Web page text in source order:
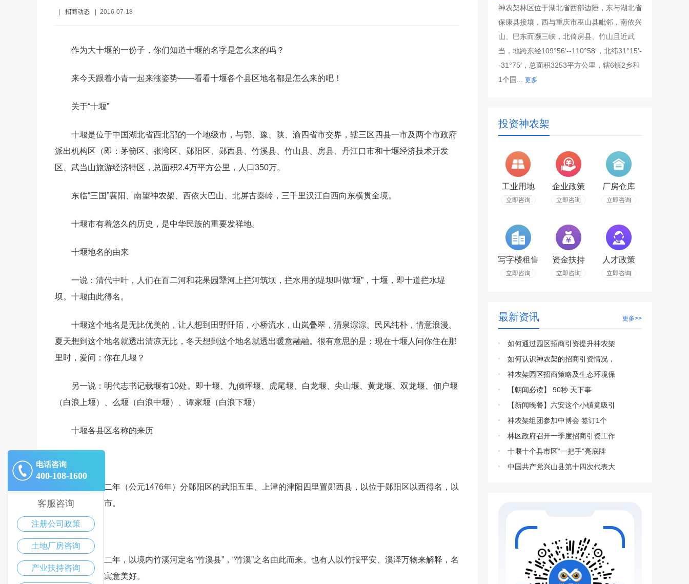
招商动态 2016-07-18
作为大十堰的一份子，你们知道十堰的名字是怎么来的吗？
来今天跟着小青一起来涨姿势——看看十堰各个县区地名都是怎么来的吧！
关于“十堰”
十堰是位于中国湖北省西北部的一个地级市，与鄂、豫、陕、渝四省市交界，辖三区四县一市及两个市政府
派出机构区（即：茅箭区、张湾区、郧阳区、郧西县、竹溪县、竹山县、房县、丹江口市和十堰经济技术开发
区、武当山旅游经济特区，总面积2.4万平方公里，人口350万。
东临“三国”襄阳、南望神农架、西依大巴山、北屏古秦岭，三千里汉江自西向东横贯全境。
十堰市有着悠久的历史，是中华民族的重要发祥地。
十堰地名的由来
一说：清代中叶，人们在百二河和花果园犟河上拦河筑坝，拦水用的堤坝叫做“堰”，十堰，即十道拦水堤
坝。十堰由此得名。
十堰这个地名是无比优美的，让人想到田野阡陌，小桥流水，山岚叠翠，清泉淙淙。民风纯朴，情意浪漫。
夏天想到这个地名就透出清凉无比，冬天想到这个地名就透出暖意融融。很有意思的是：现在十堰人问你住在那
里时，爱问：你在几堰？
另一说：明代志书记载堰有10处。即十堰、九倾坪堰、虎尾堰、白龙堰、尖山堰、黄龙堰、双龙堰、佃户堰
（白浪上堰）、么堰（白浪中堰）、谭家堰（白浪下堰）
十堰各县区名称的来历
明成化十二年（公元1476年）分郧阳区的武阳五里、上津的津阳四里置郧西县，以位于郧阳区以西得名，以
方位命名的县市。
竹溪县
明成化十二年，以境内竹溪河定名“竹溪县”，“竹溪”之名由此而来。也有人以竹报平安、溪泽万物来解释，名
字如诗如画、寓意美好。
神农架林区位于湖北省西部边陲，东与湖北省
保康县接壤，西与重庆市巫山县毗邻，南依兴
山、巴东而濒三峡，北倚房县、竹山且近武
当，地跨东经109°56′--110°58′，北纬31°15′-
-31°75′，总面积3253平方公里，辖6镇2乡和
1个国... 更多
投资神农架
工业用地
立即咨询
企业政策
立即咨询
厂房仓库
立即咨询
写字楼租售
立即咨询
资金扶持
立即咨询
人才政策
立即咨询
最新资讯 更多>>
如何通过园区招商引资提升神农架
如何认识神农架的招商引资情况，
神农架园区招商策略及生态环境保
【朝闻必读】 90秒 天下事
【新闻晚餐】六安这个小镇竟吸引
神农架组团参加中博会 签订1个
林区政府召开一季度招商引资工作
十堰十个县市区“一把手”亮底牌
中国共产党兴山县第十四次代表大
电话咨询
400-108-1600
客服咨询
注册公司政策
土地厂房咨询
产业扶持咨询